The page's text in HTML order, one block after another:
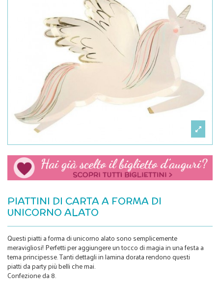
PIATTINI DI CARTA A FORMA DI
UNICORNO ALATO
Questi piatti a forma di unicorno alato sono semplicemente
meravigliosi! Perfetti per aggiungere un tocco di magia in una festa a
tema principesse. Tanti dettagli in lamina dorata rendono questi
piatti da party più belli che mai.
Confezione da 8.